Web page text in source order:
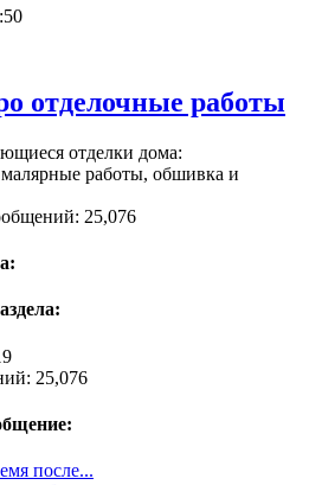
отделочные работы
отделки дома:
работы, обшивка и
25,076
25,076
после...